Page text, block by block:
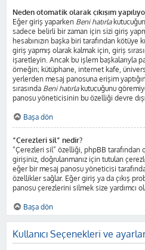
Neden otomatik olarak çıkışım
Eğer giriş yaparken Beni hatırla
sadece belirli bir zaman için sizi giriş
hesabınızın başka biri tarafından kötüye
giriş yapmış olarak kalmak için, giriş
işaretleyin. Ancak bu işlem başkalarıyla
örneğin; kütüphane, internet kafe,
yerlerden mesaj panosuna erişim
sırasında Beni hatırlakutucuğunu
panosu yöneticisinin bu özelliği devre dışı
Başa dön
“Çerezleri sil” nedir?
“Çerezleri sil” özelliği, phpBB tarafından
girişiniz, doğrulanmanız için tutulan
eğer bir mesaj panosu yöneticisi
özellikler sağlar. Eğer giriş ya da çıkış
panosu çerezlerini silmek size yardımcı
Başa dön
Kullanıcı Seçenekleri ve